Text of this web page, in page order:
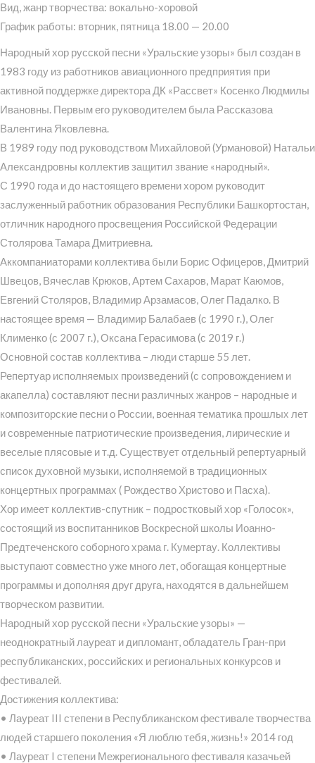
Вид, жанр творчества: вокально-хоровой
График работы: вторник, пятница 18.00 — 20.00
Народный хор русской песни «Уральские узоры» был создан в
1983 году из работников авиационного предприятия при
активной поддержке директора ДК «Рассвет» Косенко Людмилы
Ивановны. Первым его руководителем была Рассказова
Валентина Яковлевна.
В 1989 году под руководством Михайловой (Урмановой) Натальи
Александровны коллектив защитил звание «народный».
С 1990 года и до настоящего времени хором руководит
заслуженный работник образования Республики Башкортостан,
отличник народного просвещения Российской Федерации
Столярова Тамара Дмитриевна.
Аккомпаниаторами коллектива были Борис Офицеров, Дмитрий
Швецов, Вячеслав Крюков, Артем Сахаров, Марат Каюмов,
Евгений Столяров, Владимир Арзамасов, Олег Падалко. В
настоящее время — Владимир Балабаев (с 1990 г.), Олег
Клименко (с 2007 г.), Оксана Герасимова (с 2019 г.)
Основной состав коллектива – люди старше 55 лет.
Репертуар исполняемых произведений (с сопровождением и
акапелла) составляют песни различных жанров – народные и
композиторские песни о России, военная тематика прошлых лет
и современные патриотические произведения, лирические и
веселые плясовые и т.д. Существует отдельный репертуарный
список духовной музыки, исполняемой в традиционных
концертных программах ( Рождество Христово и Пасха).
Хор имеет коллектив-спутник – подростковый хор «Голосок»,
состоящий из воспитанников Воскресной школы Иоанно-
Предтеченского соборного храма г. Кумертау. Коллективы
выступают совместно уже много лет, обогащая концертные
программы и дополняя друг друга, находятся в дальнейшем
творческом развитии.
Народный хор русской песни «Уральские узоры» —
неоднократный лауреат и дипломант, обладатель Гран-при
республиканских, российских и региональных конкурсов и
фестивалей.
Достижения коллектива:
• Лауреат III степени в Республиканском фестивале творчества
людей старшего поколения «Я люблю тебя, жизнь!» 2014 год
• Лауреат I степени Межрегионального фестиваля казачьей